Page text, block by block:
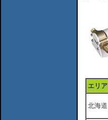
エリア
北海道